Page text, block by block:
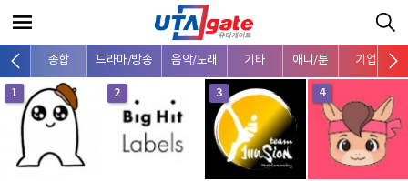
종합 드라마/방송 음악/노래 기타 애니/툰 기업
1 2 3 4